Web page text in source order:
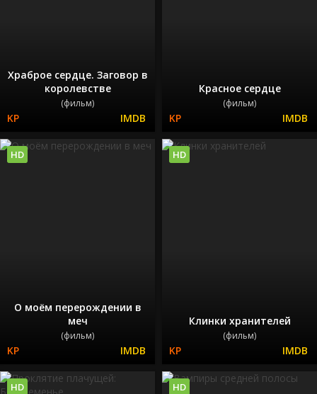
Храброе сердце. Заговор в
королевстве
(фильм)
Красное сердце
(фильм)
О моём перерождении в
меч
(фильм)
HD
Клинки хранителей
(фильм)
HD
HD HD